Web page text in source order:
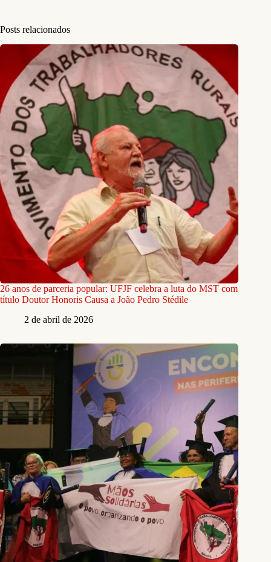
Posts relacionados
26 anos de parceria popular: UFJF celebra a luta do MST com
título Doutor Honoris Causa a João Pedro Stédile
2 de abril de 2026